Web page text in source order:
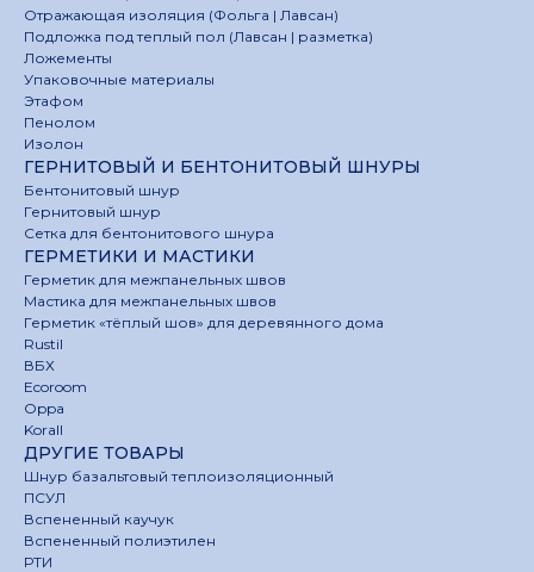
Отражающая изоляция (Фольга | Лавсан)
Подложка под теплый пол (Лавсан | разметка)
Ложементы
Упаковочные материалы
Этафом
Пенолом
Изолон
ГЕРНИТОВЫЙ И БЕНТОНИТОВЫЙ ШНУРЫ
Бентонитовый шнур
Гернитовый шнур
Сетка для бентонитового шнура
ГЕРМЕТИКИ И МАСТИКИ
Герметик для межпанельных швов
Мастика для межпанельных швов
Герметик «тёплый шов» для деревянного дома
Rustil
ВБХ
Ecoroom
Oppa
Korall
ДРУГИЕ ТОВАРЫ
Шнур базальтовый теплоизоляционный
ПСУЛ
Вспененный каучук
Вспененный полиэтилен
РТИ